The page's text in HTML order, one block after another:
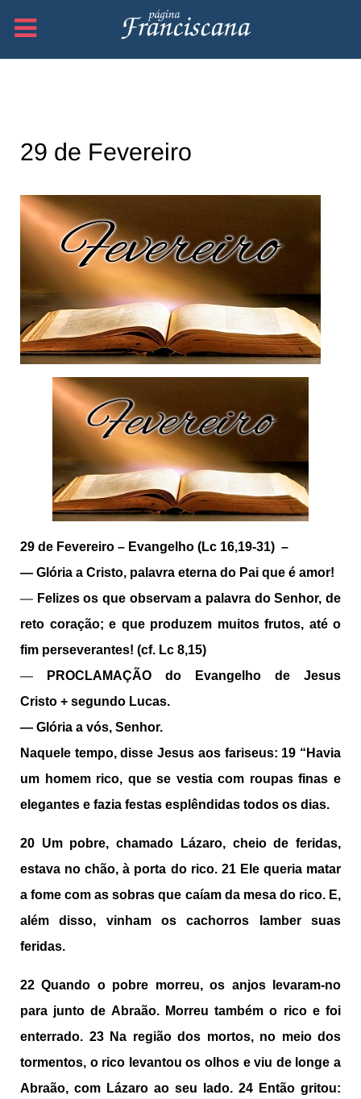
29 de Fevereiro
29 de Fevereiro – Evangelho (Lc 16,19-31) –
— Glória a Cristo, palavra eterna do Pai que é amor!
— Felizes os que observam a palavra do Senhor, de
reto coração; e que produzem muitos frutos, até o
fim perseverantes! (cf. Lc 8,15)
—
PROCLAMAÇÃO do Evangelho de Jesus
Cristo + segundo Lucas.
— Glória a vós, Senhor.
Naquele tempo, disse Jesus aos fariseus: 19 “Havia
um homem rico, que se vestia com roupas finas e
elegantes e fazia festas esplêndidas todos os dias.
20 Um pobre, chamado Lázaro, cheio de feridas,
estava no chão, à porta do rico. 21 Ele queria matar
a fome com as sobras que caíam da mesa do rico. E,
além disso, vinham os cachorros lamber suas
feridas.
22Quando o pobre morreu, os anjos levaram-no
para junto de Abraão. Morreu também o rico e foi
enterrado. 23 Na região dos mortos, no meio dos
tormentos, o rico levantou os olhos e viu de longe a
Abraão, com Lázaro ao seu lado. 24 Então gritou: